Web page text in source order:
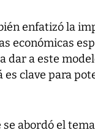
enfatizó la
económicas
dar a este
es clave para
abordó el